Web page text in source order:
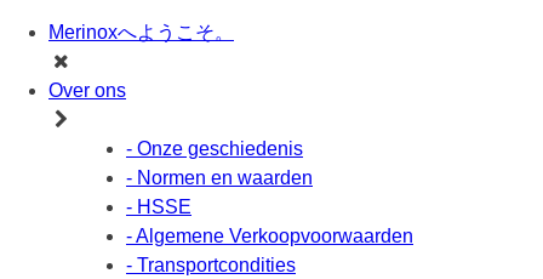
Merinoxへようこそ。
Over ons
- Onze geschiedenis
- Normen en waarden
- HSSE
- Algemene Verkoopvoorwaarden
- Transportcondities